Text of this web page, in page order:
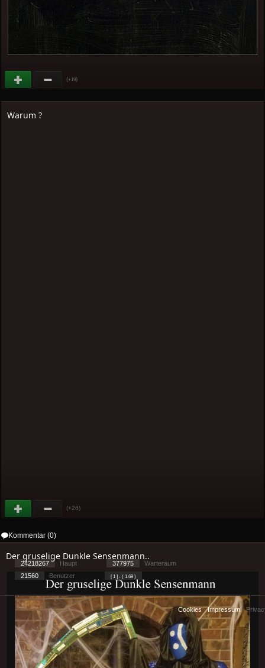
(+19)
Warum ?
(+26)
Kommentar (0)
Der gruselige Dunkle Sensenmann..
24218267 Haupt 377975
Warteraum
21560
Benutzer [ 1 ] - ( 1.69 )
Cookies-Impressum -